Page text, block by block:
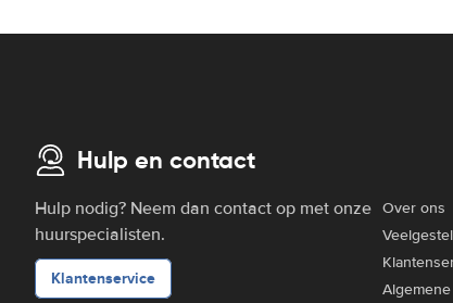
Hulp en contact
Hulp nodig? Neem dan contact op met onze
huurspecialisten.
Klantenservice
Over ons